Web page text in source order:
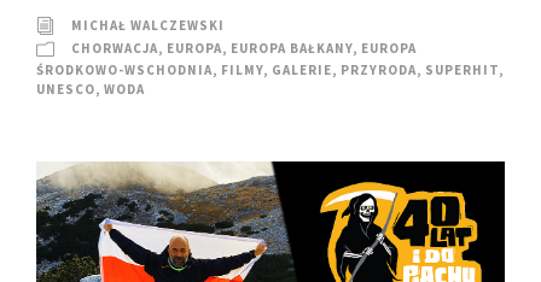
MICHAŁ WALCZEWSKI
CHORWACJA, EUROPA, EUROPA BAŁKANY, EUROPA
ŚRODKOWO-WSCHODNIA, FILMY, GALERIE, PRZYRODA, SUPERHIT,
UNESCO, WODA